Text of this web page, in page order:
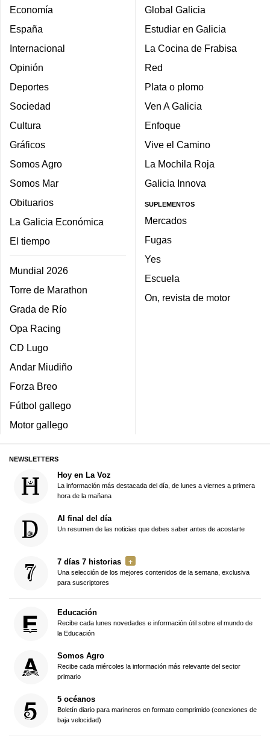
Economía
España
Internacional
Opinión
Deportes
Sociedad
Cultura
Gráficos
Somos Agro
Somos Mar
Obituarios
La Galicia Económica
El tiempo
Mundial 2026
Torre de Marathon
Grada de Río
Opa Racing
CD Lugo
Andar Miudiño
Forza Breo
Fútbol gallego
Motor gallego
Global Galicia
Estudiar en Galicia
La Cocina de Frabisa
Red
Plata o plomo
Ven A Galicia
Enfoque
Vive el Camino
La Mochila Roja
Galicia Innova
SUPLEMENTOS
Mercados
Fugas
Yes
Escuela
On, revista de motor
NEWSLETTERS
Hoy en La Voz
La información más destacada del día, de lunes a viernes a primera
hora de la mañana
Al final del día
Un resumen de las noticias que debes saber antes de acostarte
7 días 7 historias
Una selección de los mejores contenidos de la semana, exclusiva
para suscriptores
Educación
Recibe cada lunes novedades e información útil sobre el mundo de
la Educación
Somos Agro
Recibe cada miércoles la información más relevante del sector
primario
5 océanos
Boletín diario para marineros en formato comprimido (conexiones de
baja velocidad)